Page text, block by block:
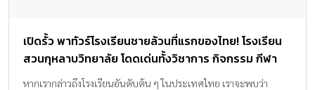
เปิดรั้ว พาทัวร์โรงเรียนชายล้วนที่แรกของไทย! โรงเรียน
สวนกุหลาบวิทยาลัย โดดเด่นทั้งวิชาการ กิจกรรม กีฬา
และคาแรคเตอร์
หากเรากล่าวถึงโรงเรียนอันดับต้น ๆ ในประเทศไทย เราจะพบว่า